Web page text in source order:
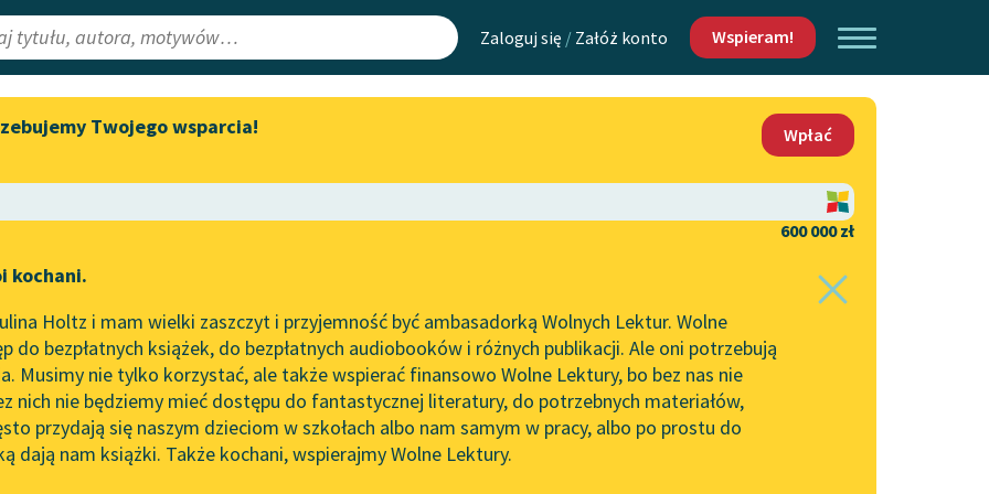
Zaloguj się / Załóż konto Wspieram!
Lektury
redakcyjne
Aktualności
„Prokurator Alicja Horn” do
literatury skandynawskiej
Spotkanie z Katarzyną Tunkiel
w Oslo
102. lata temu zmarł Joseph
Conrad
Mapa Wolnych Lektur
Leśmianator
API
OAI-PMH
Widget Wolnych Lektur
Kontakt
O projekcie
Zasady wykorzystania
Wolnych Lektur
Logotypy
Materiały promocyjne
Twojego wsparcia!
Wpłać
600 000 zł
kochani.
Holtz i mam wielki zaszczyt i przyjemność być ambasadorką Wolnych Lektur. Wolne
do bezpłatnych książek, do bezpłatnych audiobooków i różnych publikacji. Ale oni potrzebują
Musimy nie tylko korzystać, ale także wspierać finansowo Wolne Lektury, bo bez nas nie
nich nie będziemy mieć dostępu do fantastycznej literatury, do potrzebnych materiałów,
przydają się naszym dzieciom w szkołach albo nam samym w pracy, albo po prostu do
dają nam książki. Także kochani, wspierajmy Wolne Lektury.
Prokurator Alicja Horn